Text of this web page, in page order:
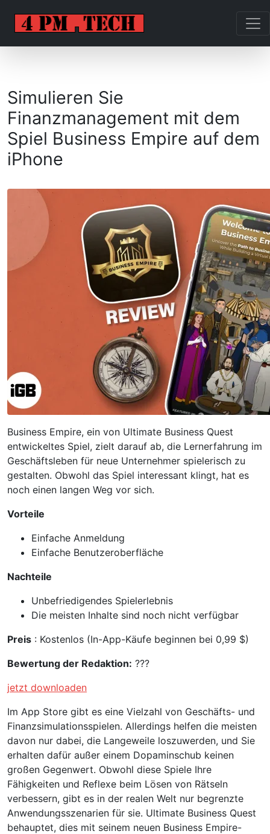
Simulieren Sie
Finanzmanagement mit dem
Spiel Business Empire auf dem
iPhone
Business Empire, ein von Ultimate Business Quest
entwickeltes Spiel, zielt darauf ab, die Lernerfahrung im
Geschäftsleben für neue Unternehmer spielerisch zu
gestalten. Obwohl das Spiel interessant klingt, hat es
noch einen langen Weg vor sich.
Vorteile
Einfache Anmeldung
Einfache Benutzeroberfläche
Nachteile
Unbefriedigendes Spielerlebnis
Die meisten Inhalte sind noch nicht verfügbar
Preis : Kostenlos (In-App-Käufe beginnen bei 0,99 $)
Bewertung der Redaktion: ???
jetzt downloaden
Im App Store gibt es eine Vielzahl von Geschäfts- und
Finanzsimulationsspielen. Allerdings helfen die meisten
davon nur dabei, die Langeweile loszuwerden, und Sie
erhalten dafür außer einem Dopaminschub keinen
großen Gegenwert. Obwohl diese Spiele Ihre
Fähigkeiten und Reflexe beim Lösen von Rätseln
verbessern, gibt es in der realen Welt nur begrenzte
Anwendungsszenarien für sie. Ultimate Business Quest
behauptet, dies mit seinem neuen Business Empire-